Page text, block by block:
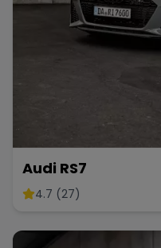
Audi RS7
4.7 (27)